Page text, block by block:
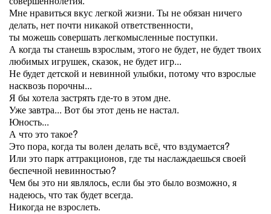
Мне нравиться вкус легкой жизни. Ты не обязан ничего
делать, нет почти никакой ответственности,
ты можешь совершать легкомысленные поступки.
А когда ты станешь взрослым, этого не будет, не будет твоих
любимых игрушек, сказок, не будет игр...
Не будет детской и невинной улыбки, потому что взрослые
насквозь порочны...
Я бы хотела застрять где-то в этом дне.
Уже завтра... Вот бы этот день не настал.
Юность...
А что это такое?
Это пора, когда ты волен делать всё, что вздумается?
Или это парк аттракционов, где ты наслаждаешься своей
беспечной невинностью?
Чем бы это ни являлось, если бы это было возможно, я
надеюсь, что так будет всегда.
Никогда не взрослеть.